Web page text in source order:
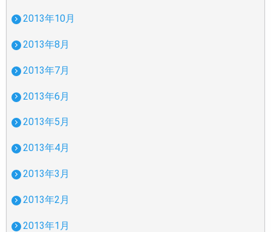
2013年10月
2013年8月
2013年7月
2013年6月
2013年5月
2013年4月
2013年3月
2013年2月
2013年1月